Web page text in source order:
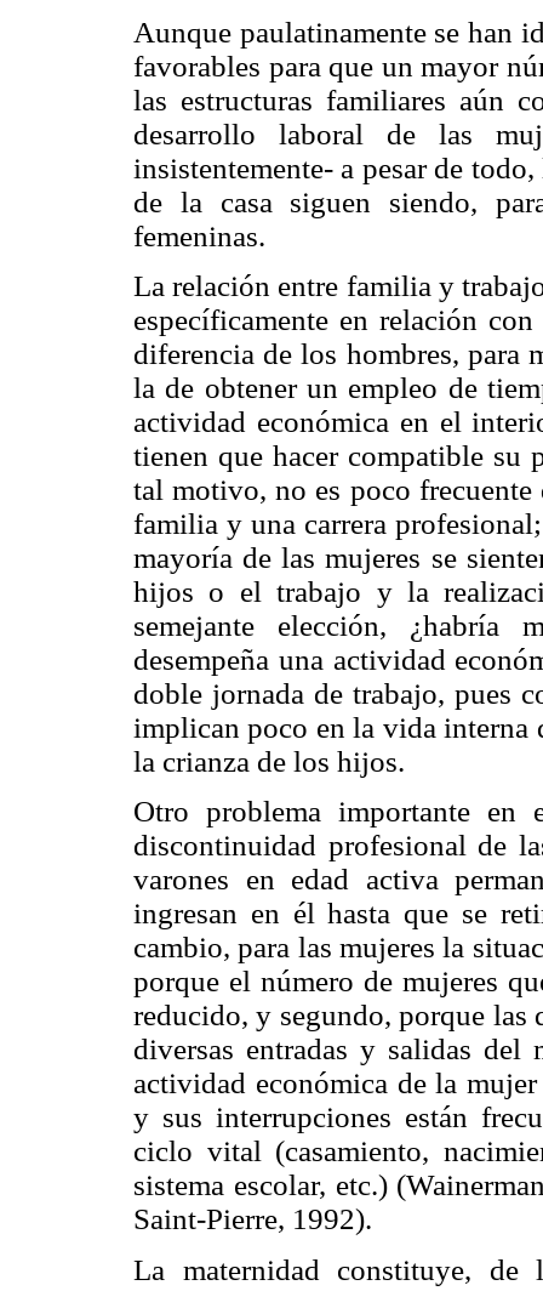
Aunque paulatinamente se han
favorables para que un mayor
las estructuras familiares aún
desarrollo laboral de las
insistentemente- a pesar de
de la casa siguen siendo,
femeninas.
La relación entre familia y
específicamente en relación
diferencia de los hombres, para
la de obtener un empleo de
actividad económica en el
tienen que hacer compatible
tal motivo, no es poco frecuente
familia y una carrera
mayoría de las mujeres se
hijos o el trabajo y la
semejante elección, ¿habría
desempeña una actividad
doble jornada de trabajo, pues
implican poco en la vida interna
la crianza de los hijos.
Otro problema importante
discontinuidad profesional de
varones en edad activa
ingresan en él hasta que se
cambio, para las mujeres la
porque el número de mujeres
reducido, y segundo, porque las
diversas entradas y salidas del
actividad económica de la
y sus interrupciones están
ciclo vital (casamiento,
sistema escolar, etc.)
Saint-Pierre, 1992).
La maternidad constituye,